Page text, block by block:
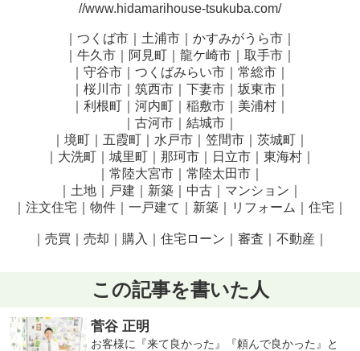
//www.hidamarihouse-tsukuba.com/
｜つくば市｜土浦市｜かすみがうら市｜
｜牛久市｜阿見町｜龍ケ崎市｜取手市｜
｜守谷市｜つくばみらい市｜常総市｜
｜桜川市｜筑西市｜下妻市｜坂東市｜
｜利根町｜河内町｜稲敷市｜美浦村｜
｜古河市｜結城市｜
｜境町｜五霞町｜水戸市｜笠間市｜茨城町｜
｜大洗町｜城里町｜那珂市｜日立市｜東海村｜
｜常陸大宮市｜常陸太田市｜
｜土地｜戸建｜新築｜中古｜マンション｜
｜注文住宅｜物件｜一戸建て｜新築｜リフォーム｜住宅｜
｜売買｜売却｜購入｜住宅ローン｜審査｜不動産｜
この記事を書いた人
菅谷 正明
お客様に『来て良かった』『頼んで良かった』と